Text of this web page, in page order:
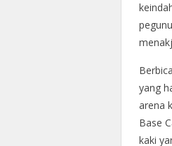
yang
arena
Base
kaki